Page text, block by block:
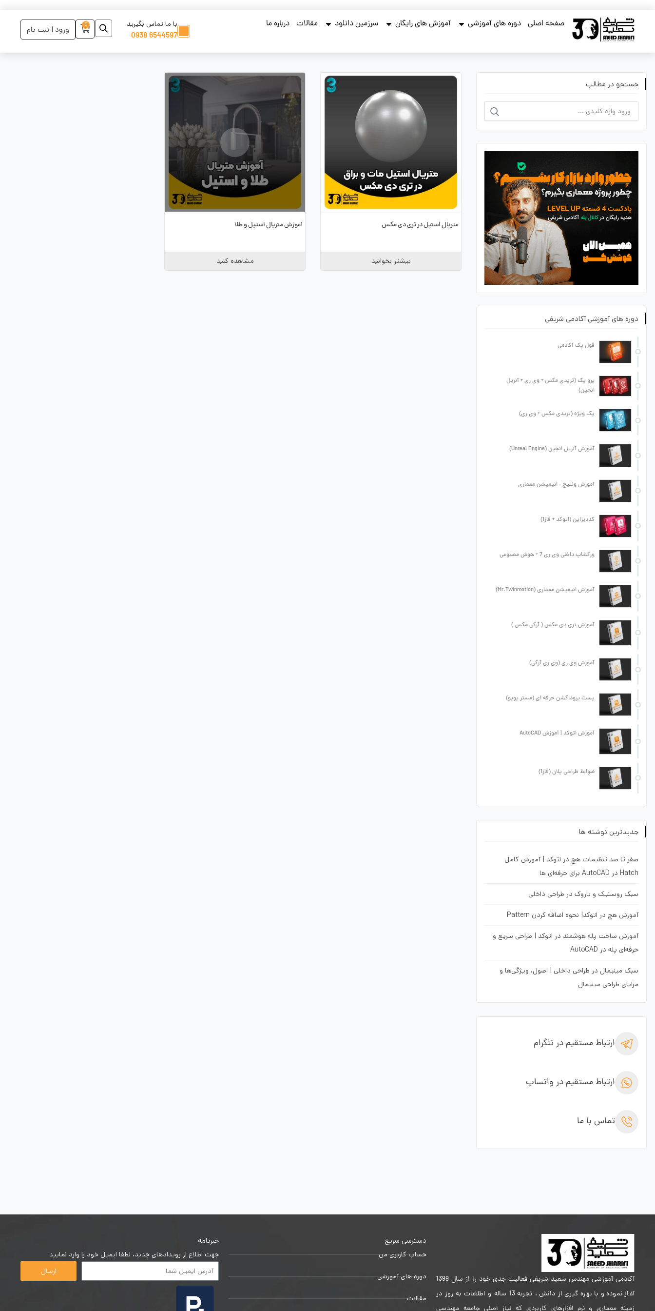
صفحه اصلی دوره های آموزشی آموزش های رایگان سرزمین دانلود مقالات درباره ما ورود | ثبت نام 0 با ما تماس بگیرید
6544597 0938
متریال استیل در تری دی مکس
بیشتر بخوانید
آموزش متریال استیل و طلا
مشاهده کنید
جستجو در مطالب
دوره های آموزشی آکادمی شریفی
فول پک آکادمی
پرو پک (تریدی مکس + وی ری + آنریل
انجین)
پک ویژه (تریدی مکس + وی ری)
آموزش آنریل انجین (Unreal Engine)
آموزش ونتیج - انیمیشن معماری
کددیزاین (اتوکد + فاز1)
ورکشاپ داخلی وی ری 7 + هوش مصنوعی
آموزش انیمیشن معماری (Mr.Twinmotion)
آموزش تری دی مکس ( آرکی مکس )
آموزش وی ری (وی ری آرکی)
پست پروداکشن حرفه ای (مستر پوپو)
آموزش اتوکد | آموزش AutoCAD
ضوابط طراحی پلان (فاز1)
جدیدترین نوشته ها
صفر تا صد تنظیمات هچ در اتوکد | آموزش کامل
Hatch در AutoCAD برای حرفه‌ای ها
سبک روستیک و باروک در طراحی داخلی
آموزش هچ در اتوکد| نحوه اضافه کردن Pattern
آموزش ساخت پله هوشمند در اتوکد | طراحی سریع و
حرفه‌ای پله در AutoCAD
سبک مینیمال در طراحی داخلی | اصول، ویژگی‌ها و
مزایای طراحی مینیمال
ارتباط مستقیم در تلگرام
ارتباط مستقیم در واتساپ
تماس با ما
آکادمی آموزشی مهندس سعید شریفی فعالیت جدی خود را از سال 1399
آغاز نموده و با بهره گیری از دانش ، تجربه 13 ساله و اطلاعات به روز در
زمینه معماری و نرم افزارهای کاربردی که نیاز اصلی جامعه مهندسی
دسترسی سریع
حساب کاربری من
دوره های آموزشی
مقالات
خبرنامه
جهت اطلاع از رویدادهای جدید، لطفا ایمیل خود را وارد نمایید
ارسال